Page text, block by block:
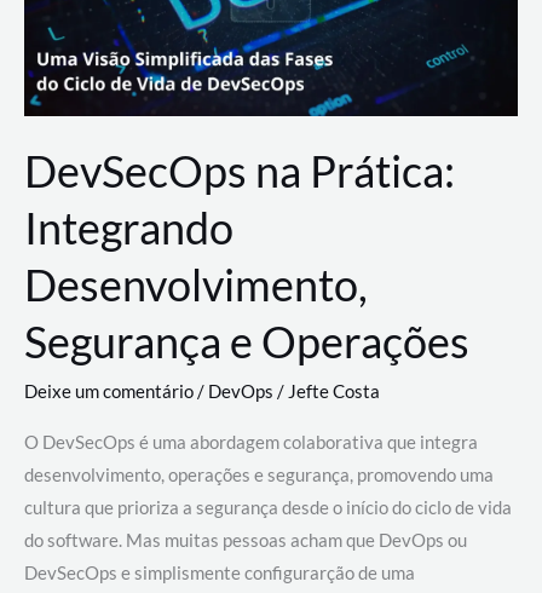
DevSecOps na Prática:
Integrando
Desenvolvimento,
Segurança e Operações
Deixe um comentário/ DevOps /Jefte Costa
O DevSecOps é uma abordagem colaborativa que integra
desenvolvimento, operações e segurança, promovendo uma
cultura que prioriza a segurança desde o início do ciclo de vida
do software. Mas muitas pessoas acham que DevOps ou
DevSecOps e simplismente configurarção de uma